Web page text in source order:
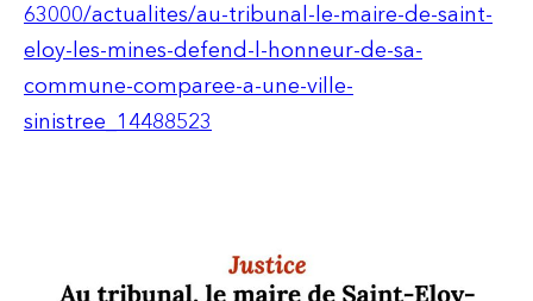
63000/actualites/au-tribunal-le-maire-de-saint-
eloy-les-mines-defend-l-honneur-de-sa-
commune-comparee-a-une-ville-
sinistree_14488523